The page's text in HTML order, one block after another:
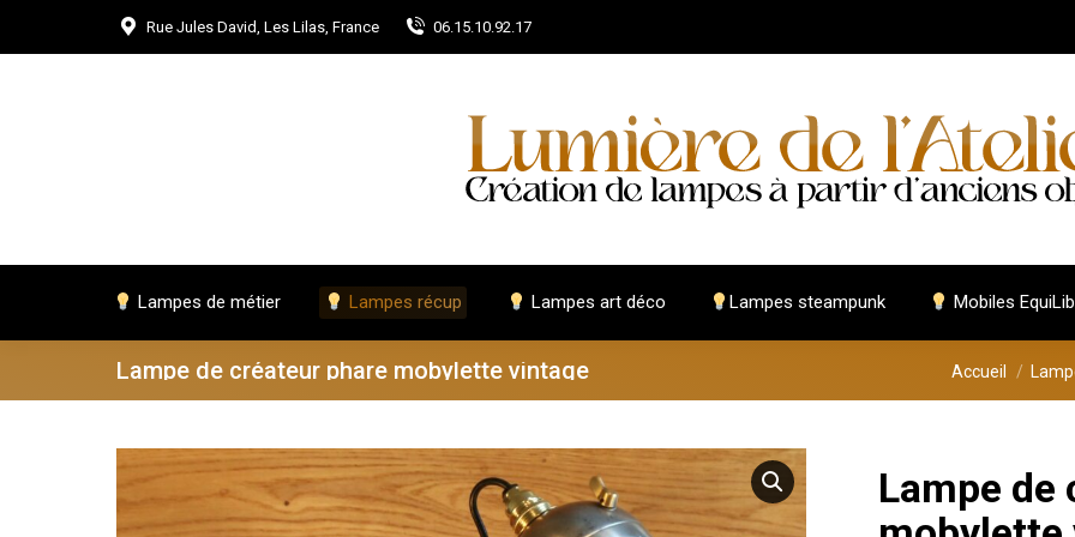
Rue Jules David, Les Lilas, France 06.15.10.92.17
Lampes de métier Lampes récup Lampes art déco Lampes steampunk Mobiles
Lampe de créateur phare mobylette vintage Vous êtes ici :
Accueil
Lampe de